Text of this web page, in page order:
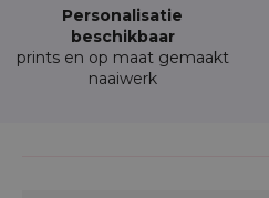
Personalisatie
beschikbaar
prints en op maat gemaakt
naaiwerk